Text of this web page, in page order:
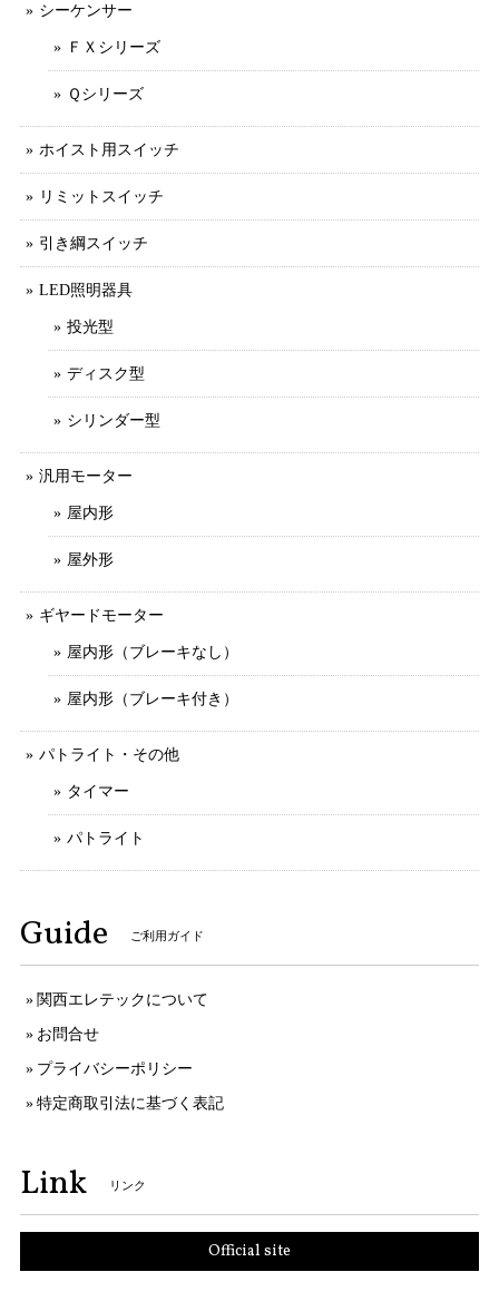
シーケンサー
ＦＸシリーズ
Ｑシリーズ
ホイスト用スイッチ
リミットスイッチ
引き綱スイッチ
LED照明器具
投光型
ディスク型
シリンダー型
汎用モーター
屋内形
屋外形
ギヤードモーター
屋内形（ブレーキなし）
屋内形（ブレーキ付き）
パトライト・その他
タイマー
パトライト
Guide ご利用ガイド
関西エレテックについて
お問合せ
プライバシーポリシー
特定商取引法に基づく表記
Link リンク
Official site